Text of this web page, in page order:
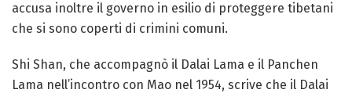
accusa inoltre il governo in esilio di proteggere tibetani
che si sono coperti di crimini comuni.
Shi Shan, che accompagnò il Dalai Lama e il Panchen
Lama nell’incontro con Mao nel 1954, scrive che il Dalai